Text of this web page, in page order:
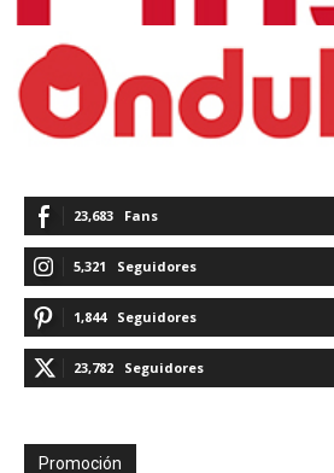
23,683 Fans
5,321 Seguidores
1,844 Seguidores
23,782 Seguidores
Promoción